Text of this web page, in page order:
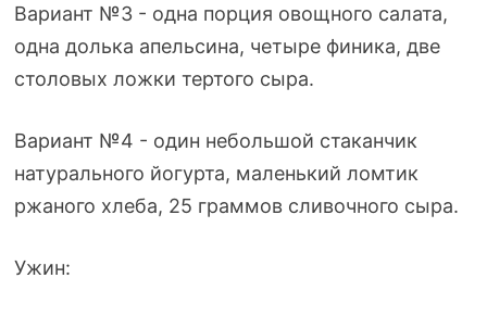
Вариант №3 - одна порция овощного салата,
одна долька апельсина, четыре финика, две
столовых ложки тертого сыра.
Вариант №4 - один небольшой стаканчик
натурального йогурта, маленький ломтик
ржаного хлеба, 25 граммов сливочного сыра.
Ужин: